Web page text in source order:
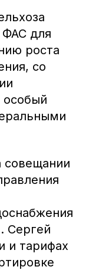
ФАС для
роста
со
особый
совещании
Сергей
и тарифах